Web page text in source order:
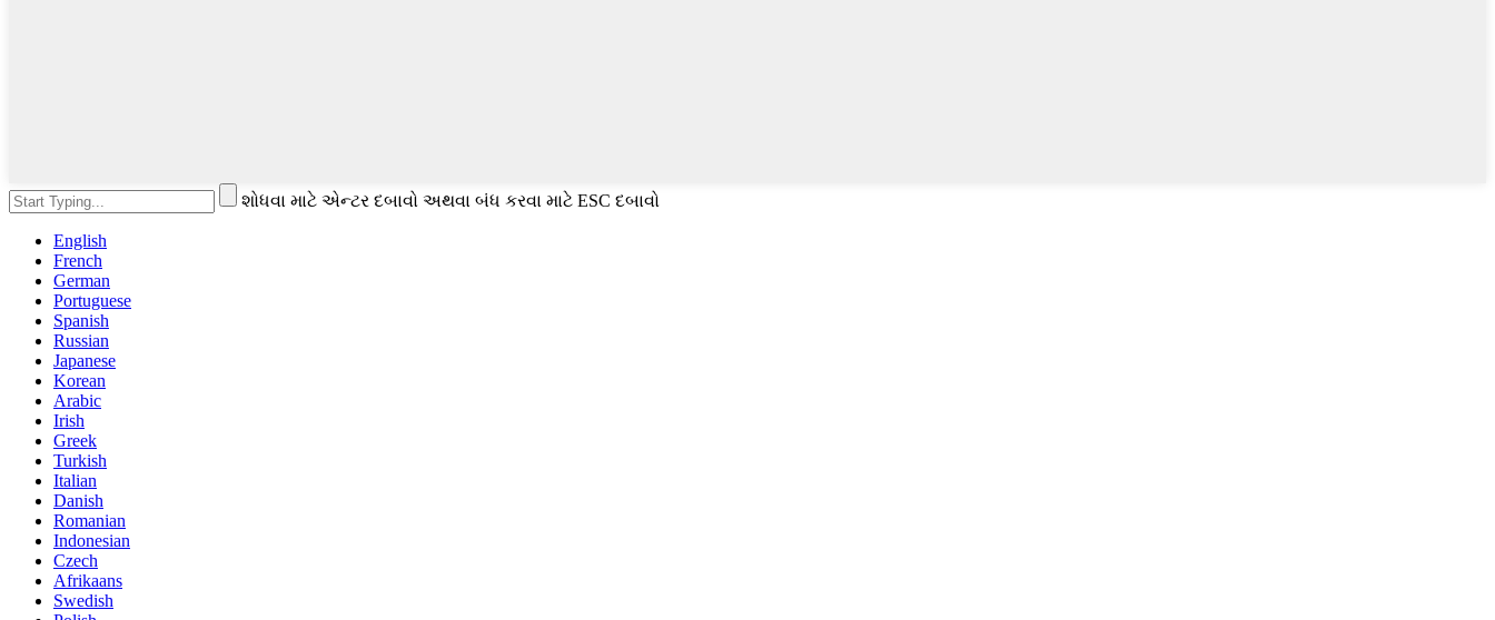
શોધવા માટે એન્ટર દબાવો અથવા બંધ કરવા માટે ESC દબાવો
English
French
German
Portuguese
Spanish
Russian
Japanese
Korean
Arabic
Irish
Greek
Turkish
Italian
Danish
Romanian
Indonesian
Czech
Afrikaans
Swedish